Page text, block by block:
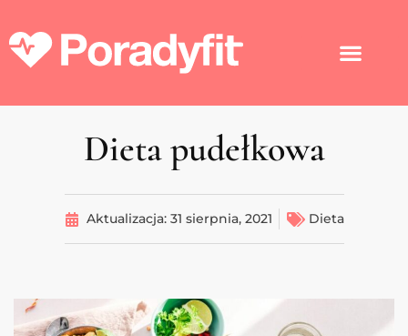
Dieta pudełkowa
Aktualizacja: 31 sierpnia, 2021 Dieta